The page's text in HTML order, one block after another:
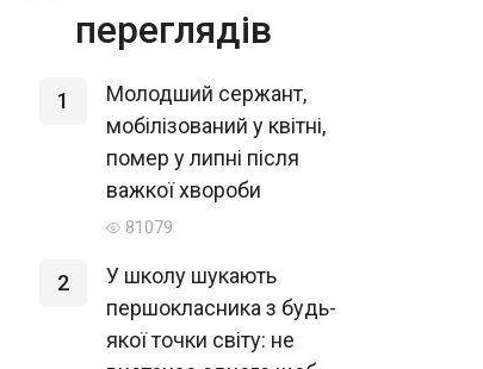
переглядів
1
Молодший сержант,
мобілізований у квітні,
помер у липні після
важкої хвороби
81079
2
У школу шукають
першокласника з будь-
якої точки світу: не